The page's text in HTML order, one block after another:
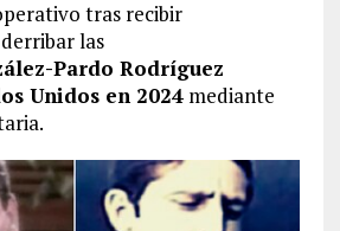
tras recibir
las
Pardo Rodríguez
Unidos en 2024mediante